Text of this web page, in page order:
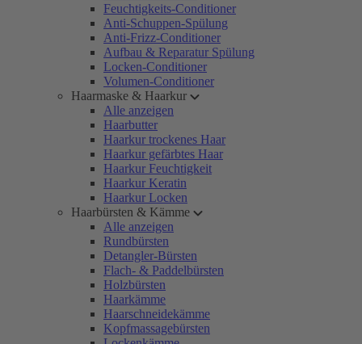
Feuchtigkeits-Conditioner
Anti-Schuppen-Spülung
Anti-Frizz-Conditioner
Aufbau & Reparatur Spülung
Locken-Conditioner
Volumen-Conditioner
Haarmaske & Haarkur
Alle anzeigen
Haarbutter
Haarkur trockenes Haar
Haarkur gefärbtes Haar
Haarkur Feuchtigkeit
Haarkur Keratin
Haarkur Locken
Haarbürsten & Kämme
Alle anzeigen
Rundbürsten
Detangler-Bürsten
Flach- & Paddelbürsten
Holzbürsten
Haarkämme
Haarschneidekämme
Kopfmassagebürsten